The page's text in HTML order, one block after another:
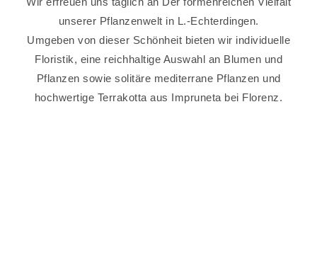
unserer Pflanzenwelt in L.-Echterdingen.
Umgeben von dieser Schönheit bieten wir individuelle
Floristik, eine reichhaltige Auswahl an Blumen und
Pflanzen sowie solitäre mediterrane Pflanzen und
hochwertige Terrakotta aus Impruneta bei Florenz.